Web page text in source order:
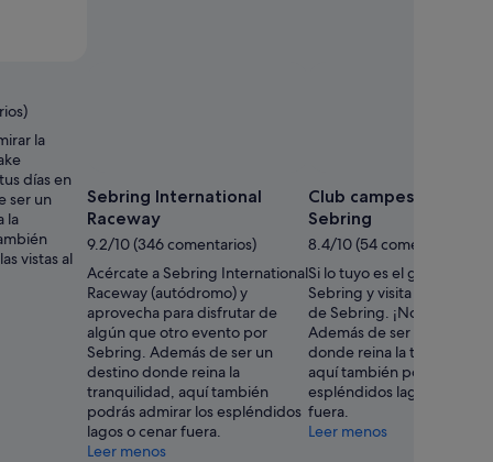
la
días en
ser un
la
vistas al
Sebring International
Raceway
9.2/10 (346 comentarios)
Acércate a Sebring International
Raceway (autódromo) y
aprovecha para disfrutar de
algún que otro evento por
Sebring. Además de ser un
destino donde reina la
tranquilidad, aquí también
podrás admirar los espléndidos
lagos o cenar fuera.
Leer menos
Club campestre de
Sebring
8.4/10 (54 comentarios)
Si lo tuyo es el golf,
Sebring y visita Club
de Sebring. ¡No te
Además de ser un destino
donde reina la
aquí también podrás
espléndidos lagos o cenar
fuera.
Leer menos